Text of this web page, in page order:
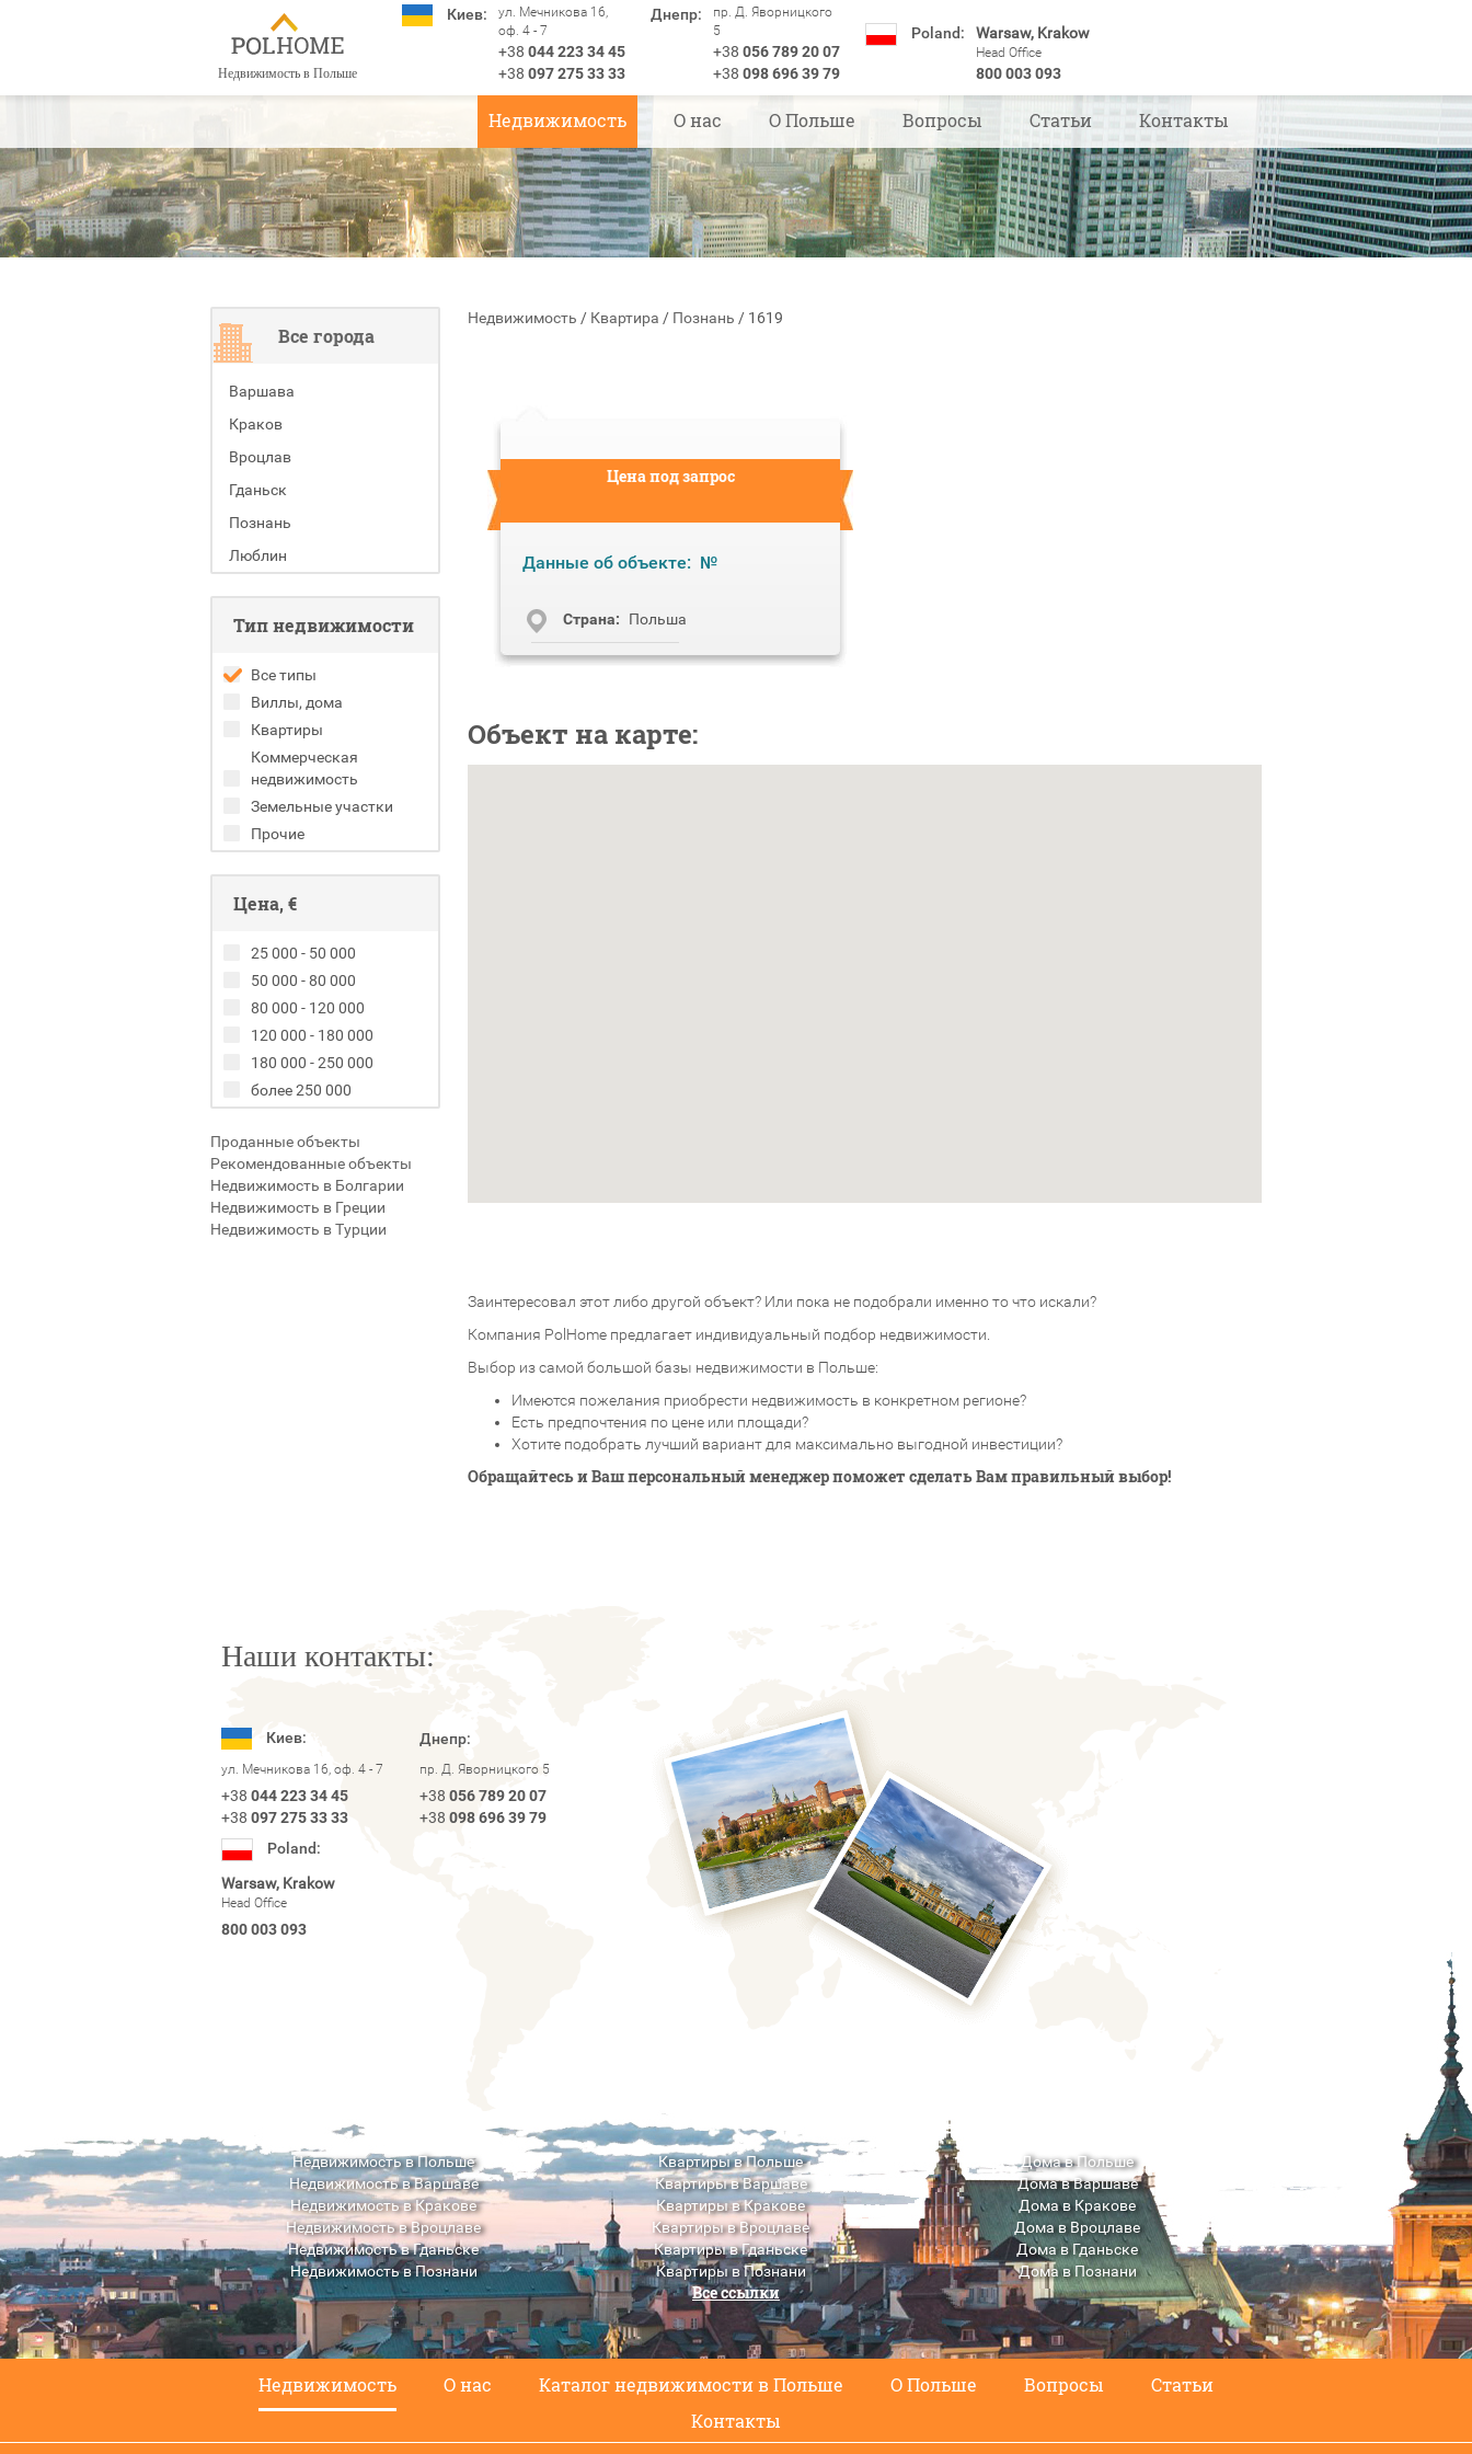
Недвижимость в Польше
Киев:
ул. Мечникова 16,
оф. 4 - 7
+38 044 223 34 45
+38 097 275 33 33
Днепр:
пр. Д. Яворницкого
5
+38 056 789 20 07
+38 098 696 39 79
Poland: Warsaw, Krakow
Head Office
800 003 093
Недвижимость О нас О Польше Вопросы Статьи Контакты
Все города
Варшава
Краков
Вроцлав
Гданьск
Познань
Люблин
Тип недвижимости
Все типы
Виллы, дома
Квартиры
Коммерческая
недвижимость
Земельные участки
Прочие
Цена, €
25 000 - 50 000
50 000 - 80 000
80 000 - 120 000
120 000 - 180 000
180 000 - 250 000
более 250 000
Проданные объекты
Рекомендованные объекты
Недвижимость в Болгарии
Недвижимость в Греции
Недвижимость в Турции
Недвижимость / Квартира / Познань / 1619
Цена под запрос
Данные об объекте: №
Cтрана: Польша
Объект на карте:
Заинтересовал этот либо другой объект? Или пока не подобрали именно то что искали?
Компания PolHome предлагает индивидуальный подбор недвижимости.
Выбор из самой большой базы недвижимости в Польше:
Имеются пожелания приобрести недвижимость в конкретном регионе?
Есть предпочтения по цене или площади?
Хотите подобрать лучший вариант для максимально выгодной инвестиции?
Обращайтесь и Ваш персональный менеджер поможет сделать Вам правильный выбор!
Наши контакты:
Киев:
ул. Мечникова 16, оф. 4 - 7
+38 044 223 34 45
+38 097 275 33 33
Днепр:
пр. Д. Яворницкого 5
+38 056 789 20 07
+38 098 696 39 79
Poland:
Warsaw, Krakow
Head Office
800 003 093
Недвижимость в Польше
Недвижимость в Варшаве
Недвижимость в Кракове
Недвижимость в Вроцлаве
Недвижимость в Гданьске
Недвижимость в Познани
Недвижимость в Люблине
Квартиры в Польше
Квартиры в Варшаве
Квартиры в Кракове
Квартиры в Вроцлаве
Квартиры в Гданьске
Квартиры в Познани
Квартиры в Люблине
Дома в Польше
Дома в Варшаве
Дома в Кракове
Дома в Вроцлаве
Дома в Гданьске
Дома в Познани
Дома в Люблине
Все ссылки
Недвижимость О нас Каталог недвижимости в Польше О Польше Вопросы
Статьи
Контакты